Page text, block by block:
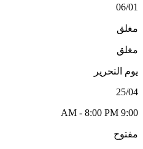
06/01
مغلق
مغلق
يوم التحرير
25/04
9:00 AM - 8:00 PM
مفتوح